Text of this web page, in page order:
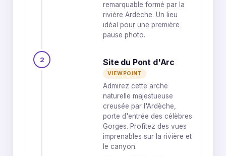
remarquable formé par la
rivière Ardèche. Un lieu
idéal pour une première
pause photo.
2 Site du Pont d'Arc
VIEWPOINT
Admirez cette arche
naturelle majestueuse
creusée par l'Ardèche,
porte d'entrée des célèbres
Gorges. Profitez des vues
imprenables sur la rivière et
le canyon.